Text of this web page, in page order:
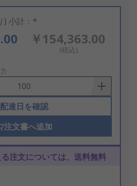
) 小計：*
￥154,363.00
(税込)
配達日を確認
注文書へ追加
注文については、送料無料